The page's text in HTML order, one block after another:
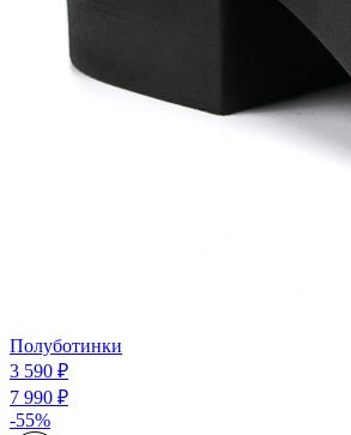
Полуботинки
3 590 ₽
7 990 ₽
-55%